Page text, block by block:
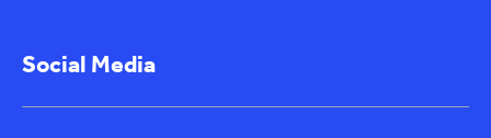
Social Media